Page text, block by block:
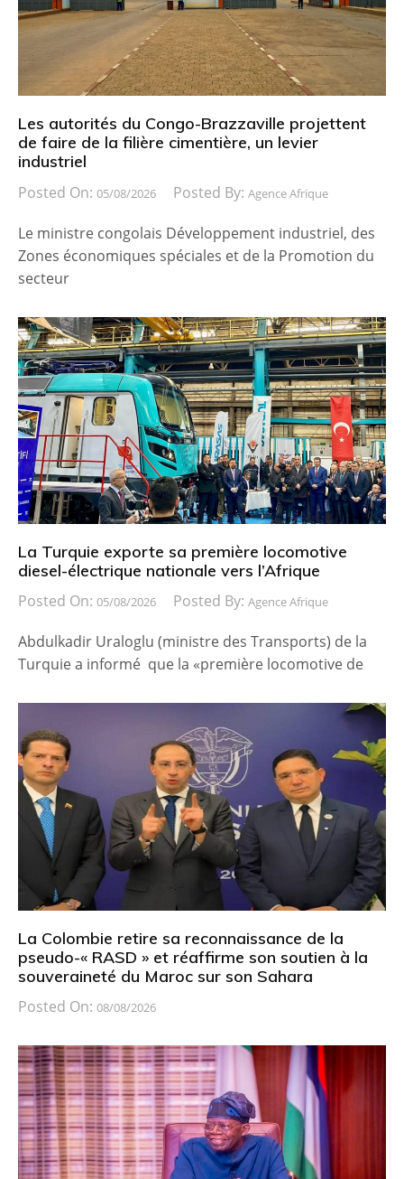
Les autorités du Congo-Brazzaville projettent
de faire de la filière cimentière, un levier
industriel
Posted On: 05/08/2026 Posted By: Agence Afrique
Le ministre congolais Développement industriel, des
Zones économiques spéciales et de la Promotion du
secteur
La Turquie exporte sa première locomotive
diesel-électrique nationale vers l’Afrique
Posted On: 05/08/2026 Posted By: Agence Afrique
Abdulkadir Uraloglu (ministre des Transports) de la
Turquie a informé que la «première locomotive de
La Colombie retire sa reconnaissance de la
pseudo-« RASD » et réaffirme son soutien à la
souveraineté du Maroc sur son Sahara
Posted On: 08/08/2026